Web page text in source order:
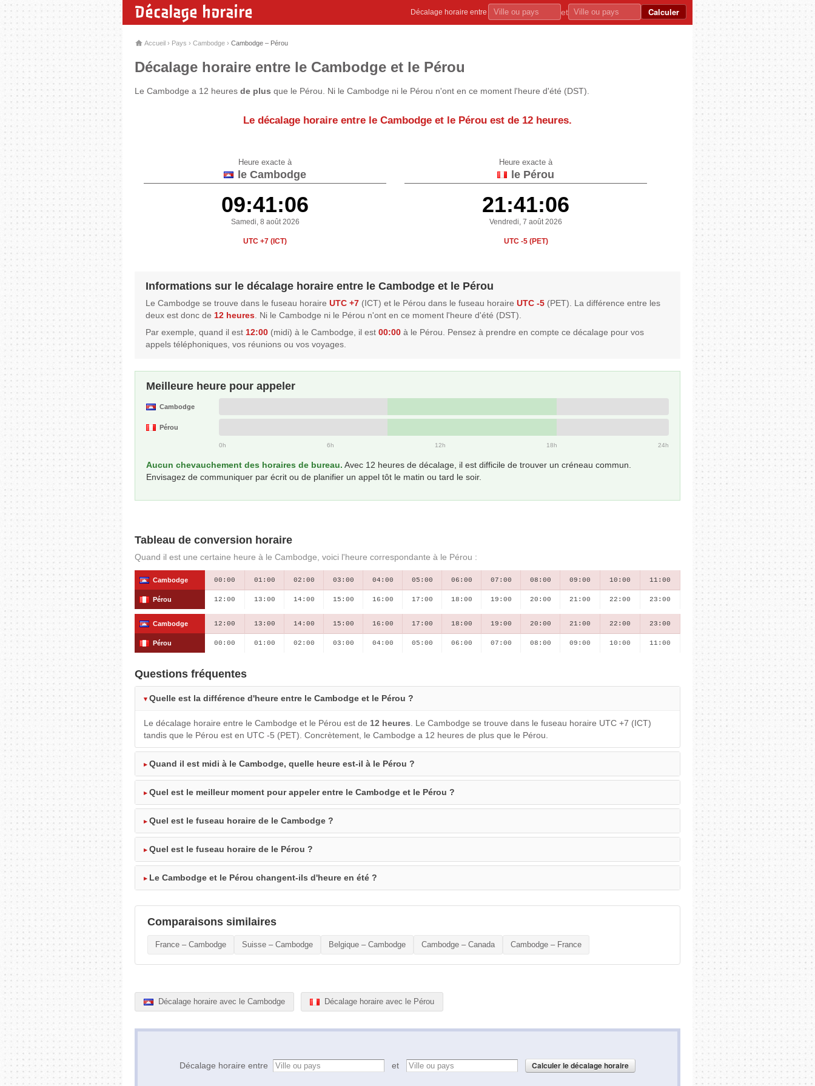
Décalage horaire Décalage horaire entre et Calculer
Accueil › Pays › Cambodge › Cambodge – Pérou
Décalage horaire entre le Cambodge et le Pérou
Le Cambodge a 12 heures de plus que le Pérou. Ni le Cambodge ni le Pérou n'ont en ce moment l'heure d'été (DST).
Le décalage horaire entre le Cambodge et le Pérou est de 12 heures.
Heure exacte à
le Cambodge
09:41:06
Samedi, 8 août 2026
UTC +7 (ICT)
Heure exacte à
le Pérou
21:41:06
Vendredi, 7 août 2026
UTC -5 (PET)
Informations sur le décalage horaire entre le Cambodge et le Pérou
Le Cambodge se trouve dans le fuseau horaire UTC +7 (ICT) et le Pérou dans le fuseau horaire UTC -5 (PET). La différence entre les
deux est donc de 12 heures . Ni le Cambodge ni le Pérou n'ont en ce moment l'heure d'été (DST).
Par exemple, quand il est 12:00 (midi) à le Cambodge, il est 00:00 à le Pérou. Pensez à prendre en compte ce décalage pour vos
appels téléphoniques, vos réunions ou vos voyages.
Meilleure heure pour appeler
Cambodge
Pérou
0h 6h 12h 18h 24h
Aucun chevauchement des horaires de bureau. Avec 12 heures de décalage, il est difficile de trouver un créneau commun.
Envisagez de communiquer par écrit ou de planifier un appel tôt le matin ou tard le soir.
Tableau de conversion horaire
Quand il est une certaine heure à le Cambodge, voici l'heure correspondante à le Pérou :
Cambodge 00:00 01:00 02:00 03:00 04:00 05:00 06:00 07:00 08:00 09:00 10:00 11:00
Pérou 12:00 13:00 14:00 15:00 16:00 17:00 18:00 19:00 20:00 21:00 22:00 23:00
Cambodge 12:00 13:00 14:00 15:00 16:00 17:00 18:00 19:00 20:00 21:00 22:00 23:00
Pérou 00:00 01:00 02:00 03:00 04:00 05:00 06:00 07:00 08:00 09:00 10:00 11:00
Questions fréquentes
Quelle est la différence d'heure entre le Cambodge et le Pérou ?
Le décalage horaire entre le Cambodge et le Pérou est de 12 heures . Le Cambodge se trouve dans le fuseau horaire UTC +7 (ICT)
tandis que le Pérou est en UTC -5 (PET). Concrètement, le Cambodge a 12 heures de plus que le Pérou.
Quand il est midi à le Cambodge, quelle heure est-il à le Pérou ?
Quel est le meilleur moment pour appeler entre le Cambodge et le Pérou ?
Quel est le fuseau horaire de le Cambodge ?
Quel est le fuseau horaire de le Pérou ?
Le Cambodge et le Pérou changent-ils d'heure en été ?
Comparaisons similaires
France – Cambodge Suisse – Cambodge Belgique – Cambodge Cambodge – Canada Cambodge – France
Décalage horaire avec le Cambodge Décalage horaire avec le Pérou
Décalage horaire entre et